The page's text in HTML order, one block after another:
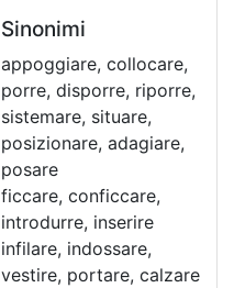
Sinonimi
appoggiare, collocare,
porre, disporre, riporre,
sistemare, situare,
posizionare, adagiare,
posare
ficcare, conficcare,
introdurre, inserire
infilare, indossare,
vestire, portare, calzare